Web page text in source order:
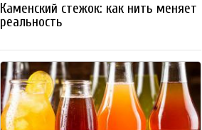
Каменский стежок: как нить меняет
реальность